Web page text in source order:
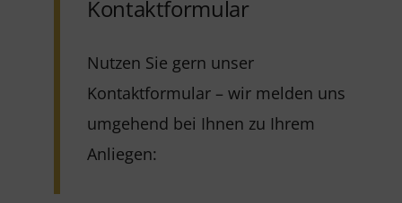
Kontaktformular
Nutzen Sie gern unser
Kontaktformular – wir melden uns
umgehend bei Ihnen zu Ihrem
Anliegen: